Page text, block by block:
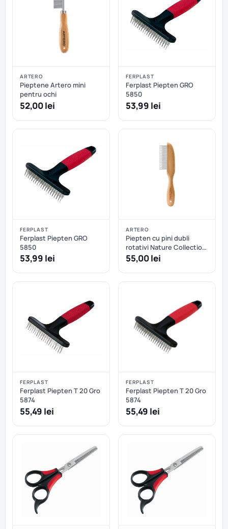
ARTERO
Pieptene Artero mini
pentru ochi
52,00 lei
FERPLAST
Ferplast Piepten GRO
5850
53,99 lei
FERPLAST
Ferplast Piepten GRO
5850
53,99 lei
ARTERO
Piepten cu pini dubli
rotativi Nature Collection
ARTERO
55,00 lei
FERPLAST
Ferplast Piepten T 20 Gro
5874
55,49 lei
FERPLAST
Ferplast Piepten T 20 Gro
5874
55,49 lei